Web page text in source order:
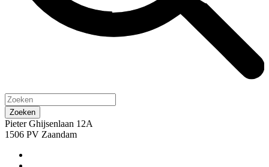
Pieter Ghijsenlaan 12A
1506 PV Zaandam